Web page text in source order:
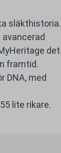
släkthistoria.
det
framtid.
DNA, med
lite rikare.